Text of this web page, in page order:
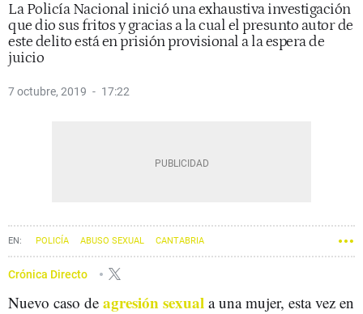
La Policía Nacional inició una exhaustiva investigación
que dio sus fritos y gracias a la cual el presunto autor de
este delito está en prisión provisional a la espera de
juicio
7 octubre, 2019 17:22
POLICÍA ABUSO SEXUAL CANTABRIA
Crónica Directo
Nuevo caso de agresión sexual a una mujer, esta vez en